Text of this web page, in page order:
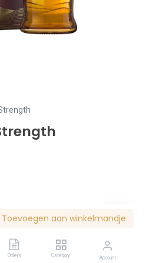
aan winkelmandje
Orders Category Account
nu